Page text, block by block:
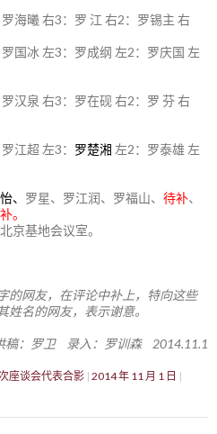
海曦 右3：罗 江 右2：罗锡主 右
国冰 左3：罗成纲 左2：罗庆国 左
汉泉 右3：罗在砚 右2：罗 芬 右
江超 左3： 罗楚湘 左2：罗泰雄 左
、 罗星、罗江润、罗福山、 待补、
。
京基地会议室。
的网友，在评论中补上，特向这些
姓名的网友，表示谢意。
稿：罗卫 录入：罗训森 2014.11.1
座谈会代表合影 2014 年 11 月 1 日